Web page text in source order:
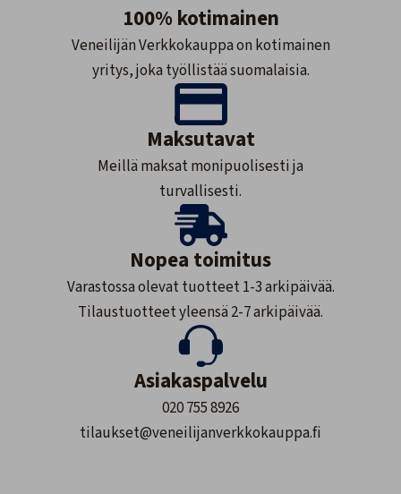
100% kotimainen
Veneilijän Verkkokauppa on kotimainen
yritys, joka työllistää suomalaisia.
Maksutavat
Meillä maksat monipuolisesti ja
turvallisesti.
Nopea toimitus
Varastossa olevat tuotteet 1-3 arkipäivää.
Tilaustuotteet yleensä 2-7 arkipäivää.
Asiakaspalvelu
020 755 8926
tilaukset@veneilijanverkkokauppa.fi